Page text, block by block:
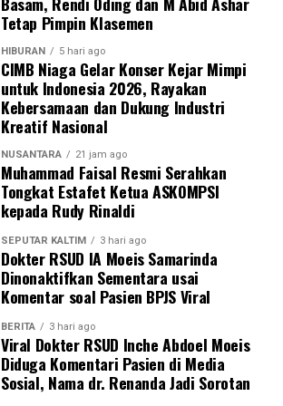
Tetap Pimpin Klasemen
HIBURAN 5 hari ago
CIMB Niaga Gelar Konser Kejar Mimpi
untuk Indonesia 2026, Rayakan
Kebersamaan dan Dukung Industri
Kreatif Nasional
NUSANTARA 21 jam ago
Muhammad Faisal Resmi Serahkan
Tongkat Estafet Ketua ASKOMPSI
kepada Rudy Rinaldi
SEPUTAR KALTIM 3 hari ago
Dokter RSUD IA Moeis Samarinda
Dinonaktifkan Sementara usai
Komentar soal Pasien BPJS Viral
BERITA 3 hari ago
Viral Dokter RSUD Inche Abdoel Moeis
Diduga Komentari Pasien di Media
Sosial, Nama dr. Renanda Jadi Sorotan